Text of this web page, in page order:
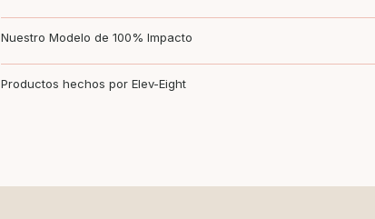
Nuestro Modelo de 100% Impacto
Productos hechos por Elev-Eight